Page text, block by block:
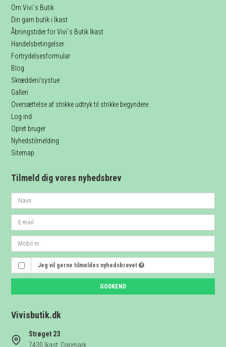
Om Vivi`s Butik
Din garn butik i Ikast
Åbningstider for Vivi´s Butik Ikast
Handelsbetingelser
Fortrydelsesformular
Blog
Skrædderi/systue
Galleri
Oversættelse af strikke udtryk til strikke begyndere
Log ind
Opret bruger
Nyhedstilmelding
Sitemap
Tilmeld dig vores nyhedsbrev
Jeg vil gerne tilmeldes nyhedsbrevet
GODKEND
Vivisbutik.dk
Strøget 23
7430 Ikast, Danmark